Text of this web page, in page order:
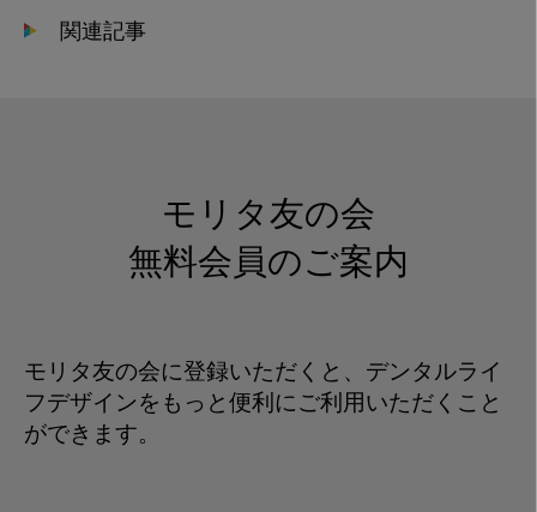
関連記事
モリタ友の会
無料会員のご案内
モリタ友の会に登録いただくと、デンタルライ
フデザインをもっと便利にご利用いただくこと
ができます。